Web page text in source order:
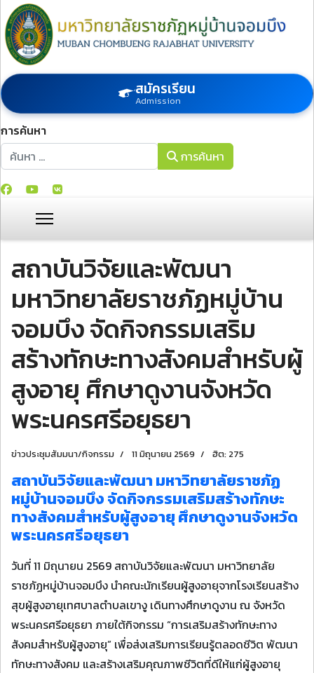
สมัครเรียน
Admission
การค้นหา
การค้นหา
การค้นหา
สถาบันวิจัยและพัฒนา
มหาวิทยาลัยราชภัฏหมู่บ้าน
จอมบึง จัดกิจกรรมเสริม
สร้างทักษะทางสังคมสำหรับผู้
สูงอายุ ศึกษาดูงานจังหวัด
พระนครศรีอยุธยา
ข่าวประชุมสัมมนา/กิจกรรม 11 มิถุนายน 2569 ฮิต: 275
สถาบันวิจัยและพัฒนา มหาวิทยาลัยราชภัฏ
หมู่บ้านจอมบึง จัดกิจกรรมเสริมสร้างทักษะ
ทางสังคมสำหรับผู้สูงอายุ ศึกษาดูงานจังหวัด
พระนครศรีอยุธยา
วันที่ 11 มิถุนายน 2569 สถาบันวิจัยและพัฒนา มหาวิทยาลัย
ราชภัฏหมู่บ้านจอมบึง นำคณะนักเรียนผู้สูงอายุจากโรงเรียนสร้าง
สุขผู้สูงอายุเทศบาลตำบลเขางู เดินทางศึกษาดูงาน ณ จังหวัด
พระนครศรีอยุธยา ภายใต้กิจกรรม “การเสริมสร้างทักษะทาง
สังคมสำหรับผู้สูงอายุ” เพื่อส่งเสริมการเรียนรู้ตลอดชีวิต พัฒนา
ทักษะทางสังคม และสร้างเสริมคุณภาพชีวิตที่ดีให้แก่ผู้สูงอายุ